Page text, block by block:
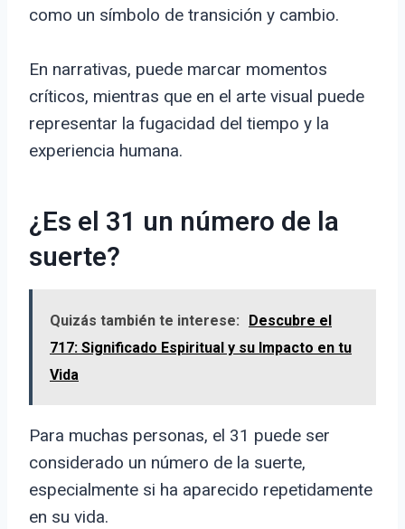
como un símbolo de transición y cambio.
En narrativas, puede marcar momentos
críticos, mientras que en el arte visual puede
representar la fugacidad del tiempo y la
experiencia humana.
¿Es el 31 un número de la
suerte?
Quizás también te interese:
Descubre el
717: Significado Espiritual y su Impacto en tu
Vida
Para muchas personas, el 31 puede ser
considerado un número de la suerte,
especialmente si ha aparecido repetidamente
en su vida.